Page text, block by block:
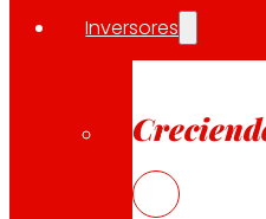
Inversores